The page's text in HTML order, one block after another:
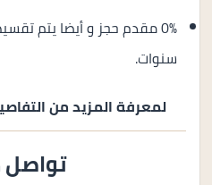
سنوات.
لمعرفة المزيد من
تواصل